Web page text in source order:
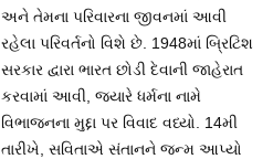
અને તેમના પરિવારના જીવનમાં આવી
રહેલા પરિવર્તનો વિશે છે. 1948માં બ્રિટિશ
સરકાર દ્વારા ભારત છોડી દેવાની જાહેરાત
કરવામાં આવી, જયારે ધર્મના નામે
વિભાજનના મુદ્દા પર વિવાદ વધ્યો. 14મી
તારીખે, સવિતાએ સંતાનને જન્મ આપ્યો